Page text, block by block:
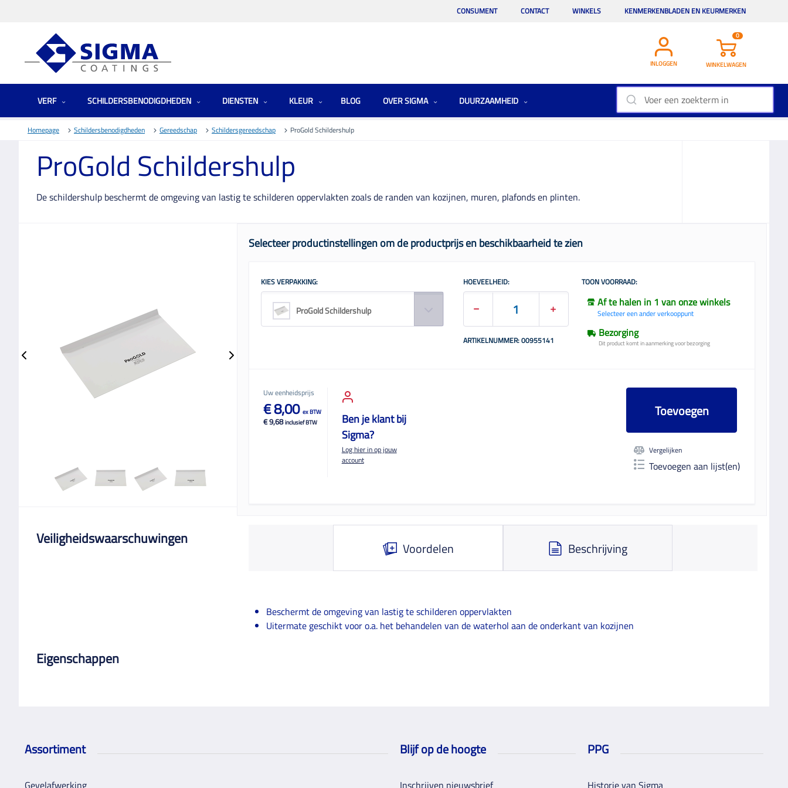
CONSUMENT CONTACT WINKELS KENMERKENBLADEN EN KEURMERKEN
INLOGGEN
0
WINKELWAGEN
VERF SCHILDERSBENODIGDHEDEN DIENSTEN KLEUR BLOG OVER SIGMA DUURZAAMHEID
Homepage Schildersbenodigdheden Gereedschap Schildersgereedschap ProGold Schildershulp
ProGold Schildershulp
De schildershulp beschermt de omgeving van lastig te schilderen oppervlakten zoals de randen van kozijnen, muren, plafonds en plinten.
Veiligheidswaarschuwingen
Eigenschappen
Selecteer productinstellingen om de productprijs en beschikbaarheid te zien
KIES VERPAKKING:
ProGold Schildershulp
HOEVEELHEID:
ARTIKELNUMMER: 00955141
TOON VOORRAAD:
Af te halen in 1 van onze winkels
Selecteer een ander verkooppunt
Bezorging
Dit product komt in aanmerking voor bezorging
Uw eenheidsprijs
€ 9,68inclusief BTW
€ 8,00 ex BTW
Ben je klant bij
Sigma?
Log hier in op jouw
account
Toevoegen
Vergelijken
Toevoegen aan lijst(en)
Voordelen Beschrijving
Beschermt de omgeving van lastig te schilderen oppervlakten
Uitermate geschikt voor o.a. het behandelen van de waterhol aan de onderkant van kozijnen
Assortiment
Gevelafwerking
Blijf op de hoogte
Inschrijven nieuwsbrief
PPG
Historie van Sigma